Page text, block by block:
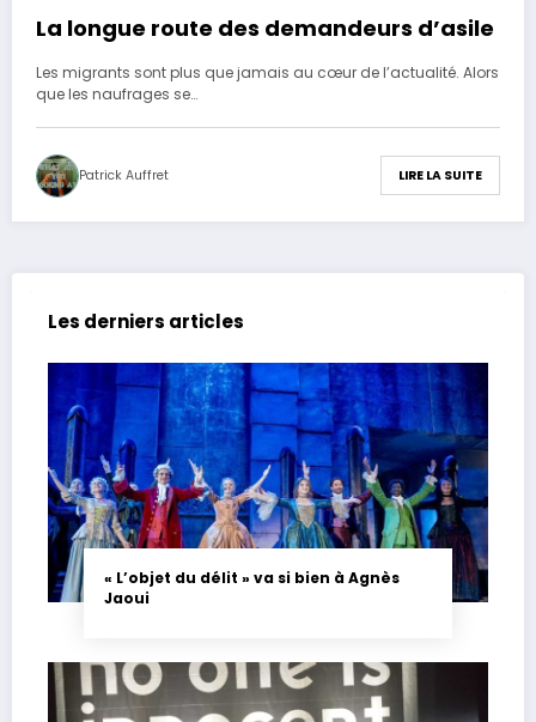
La longue route des demandeurs d’asile
Les migrants sont plus que jamais au cœur de l’actualité. Alors
que les naufrages se…
Patrick Auffret LIRE LA SUITE
Les derniers articles
« L’objet du délit » va si bien à Agnès
Jaoui